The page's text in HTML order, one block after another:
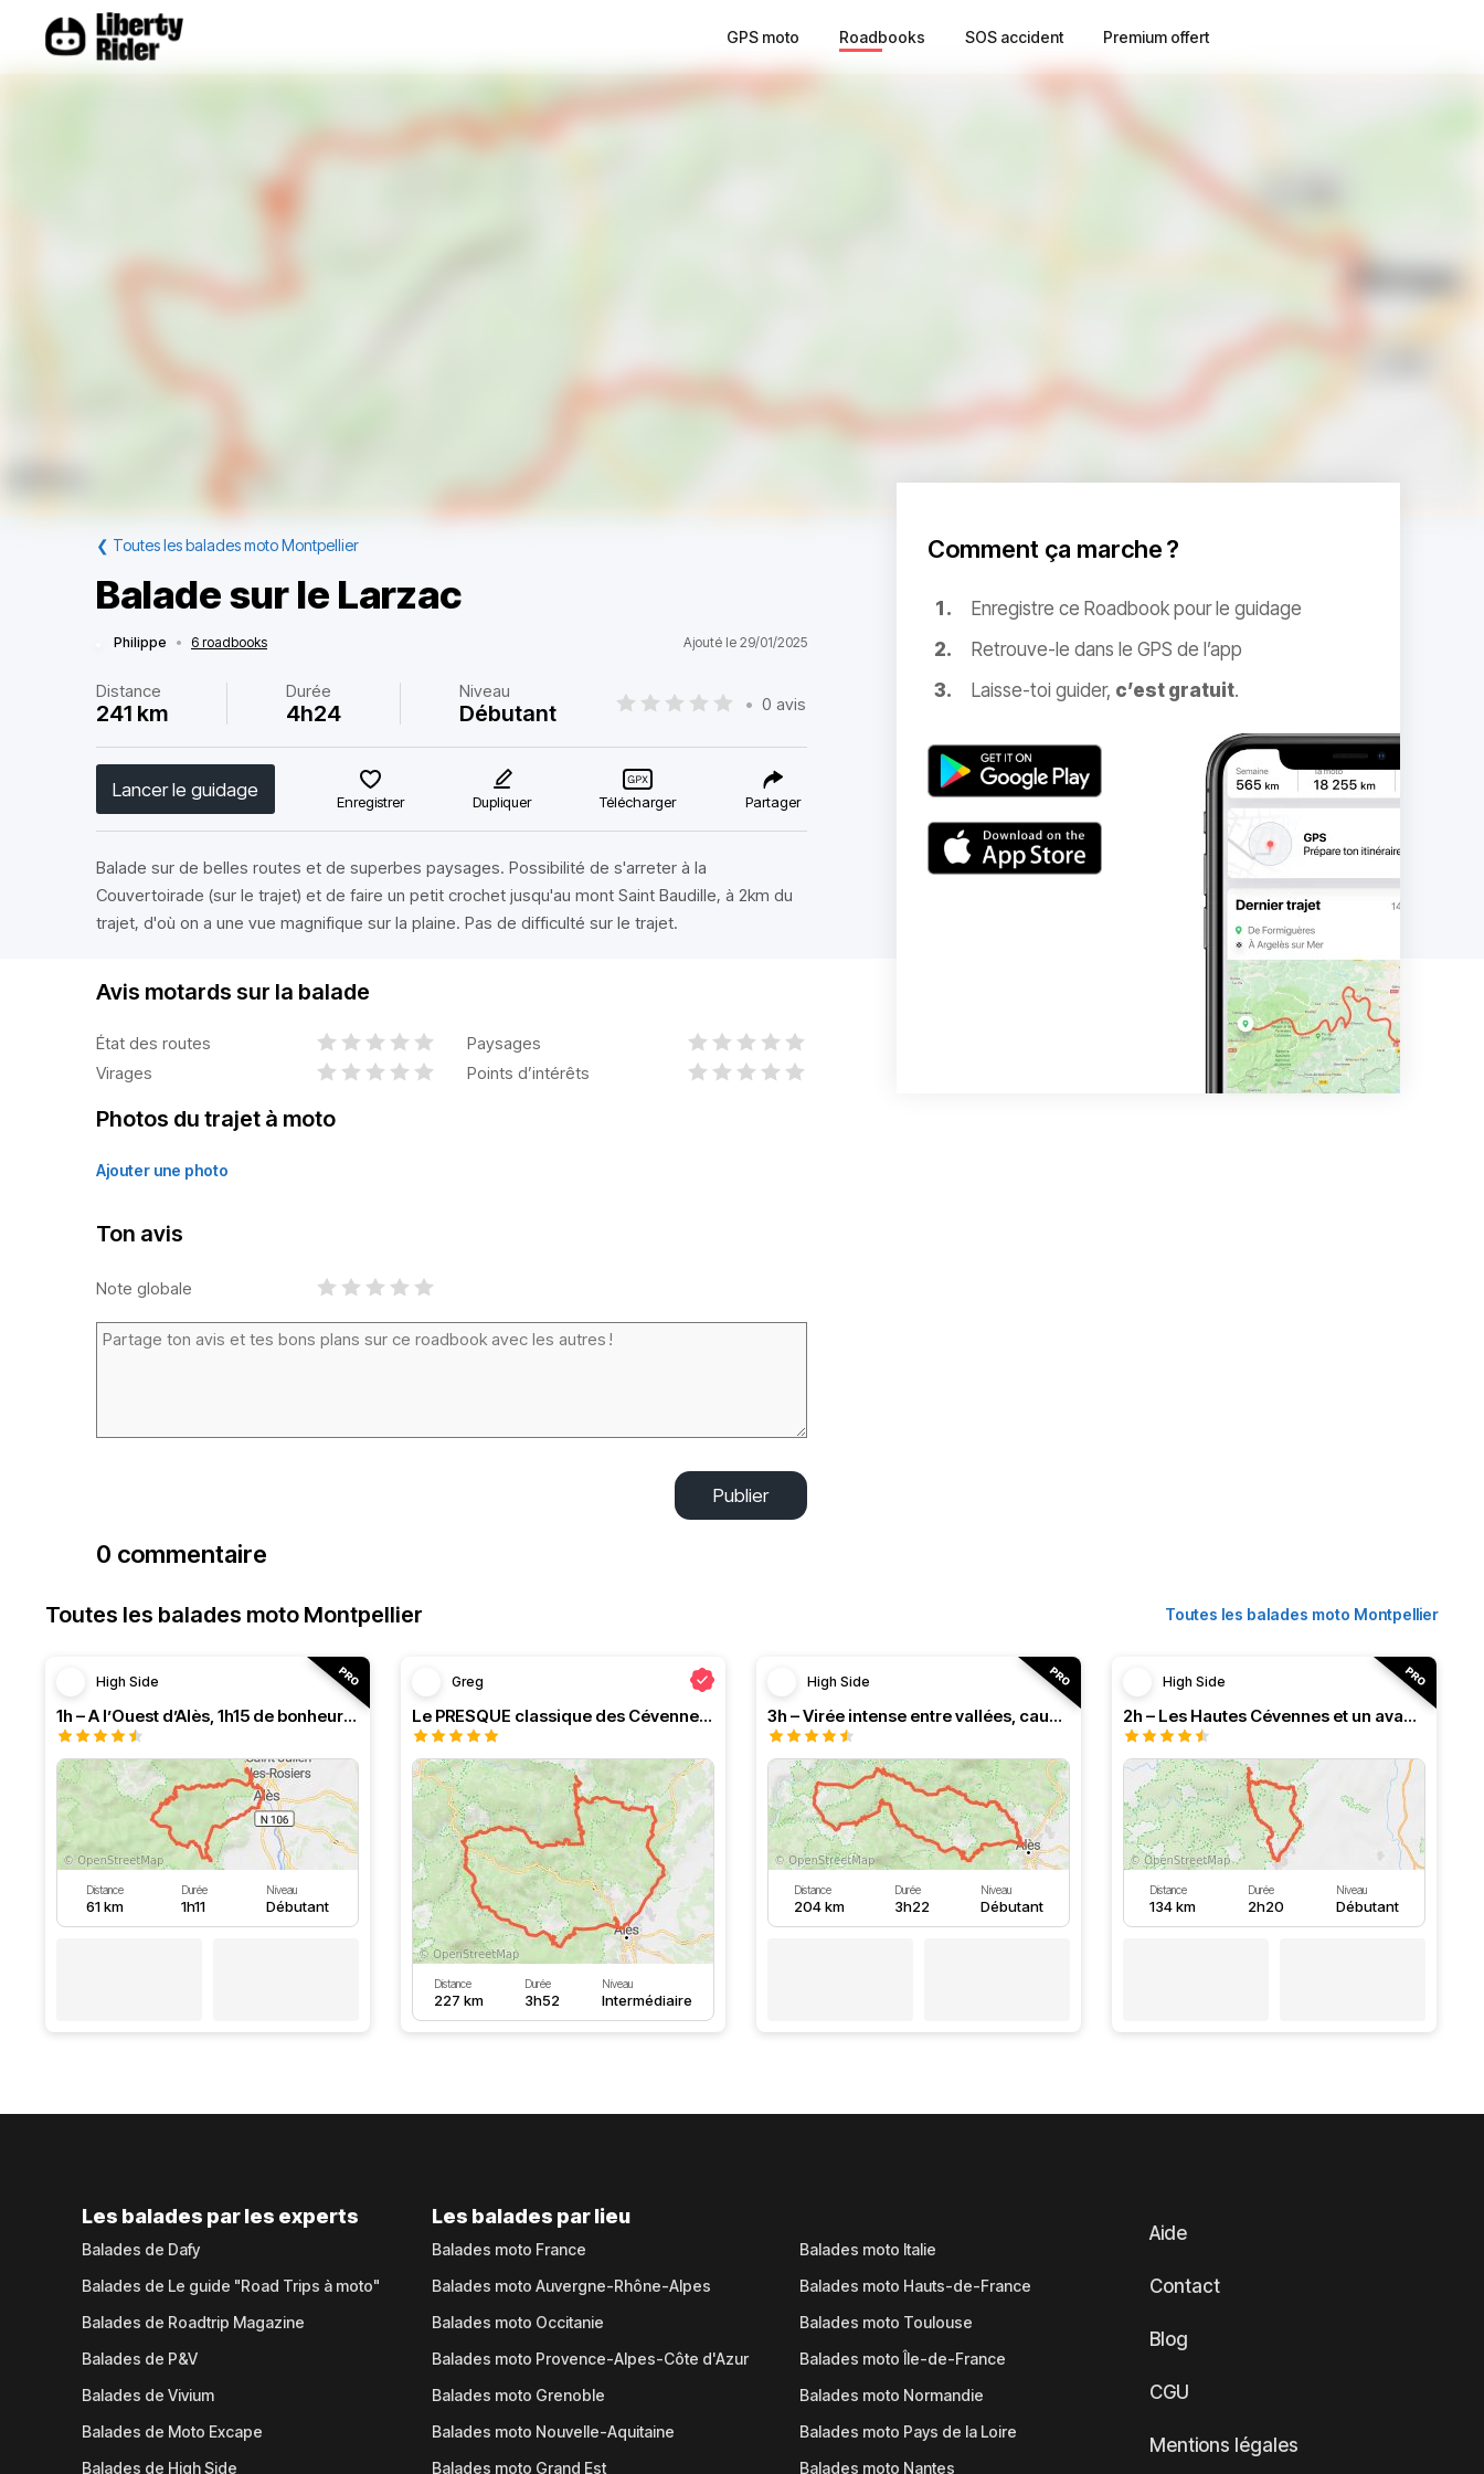
GPS moto Roadbooks SOS accident Premium offert
❮ Toutes les balades moto Montpellier
Balade sur le Larzac
Philippe • 6 roadbooks Ajouté le 29/01/2025
Distance
241 km
Durée
4h24
Niveau
Débutant • 0 avis
Lancer le guidage
Enregistrer Dupliquer Télécharger Partager
Balade sur de belles routes et de superbes paysages. Possibilité de s'arreter à la
Couvertoirade (sur le trajet) et de faire un petit crochet jusqu'au mont Saint Baudille, à 2km du
trajet, d'où on a une vue magnifique sur la plaine. Pas de difficulté sur le trajet.
Comment ça marche ?
Enregistre ce Roadbook pour le guidage
Retrouve-le dans le GPS de l’app
Laisse-toi guider, c’est gratuit.
Avis motards sur la balade
État des routes
Paysages
Virages
Points d’intérêts
Photos du trajet à moto
Ajouter une photo
Ton avis
Note globale
Publier
0 commentaire
Toutes les balades moto Montpellier Toutes les balades moto Montpellier
High Side
1h – A l’Ouest d’Alès, 1h15 de bonheur (HSRF23)
Distance
61 km
Durée
1h11
Niveau
Débutant
Greg
Le PRESQUE classique des Cévennes par Greg
Distance
227 km
Durée
3h52
Niveau
Intermédiaire
High Side
3h – Virée intense entre vallées, causses et monts (HSRF24)
Distance
204 km
Durée
3h22
Niveau
Débutant
High Side
2h – Les Hautes Cévennes et un avant-goût d'Ardèche (HSRF24)
Distance
134 km
Durée
2h20
Niveau
Débutant
Les balades par les experts
Balades de Dafy
Balades de Le guide "Road Trips à moto"
Balades de Roadtrip Magazine
Balades de P&V
Balades de Vivium
Balades de Moto Excape
Balades de High Side
Les balades par lieu
Balades moto France
Balades moto Auvergne-Rhône-Alpes
Balades moto Occitanie
Balades moto Provence-Alpes-Côte d'Azur
Balades moto Grenoble
Balades moto Nouvelle-Aquitaine
Balades moto Grand Est
Balades moto Italie
Balades moto Hauts-de-France
Balades moto Toulouse
Balades moto Île-de-France
Balades moto Normandie
Balades moto Pays de la Loire
Balades moto Nantes
Aide
Contact
Blog
CGU
Mentions légales